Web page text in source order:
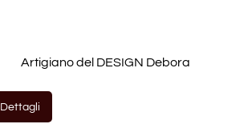
Artigiano del DESIGN Debora
Dettagli